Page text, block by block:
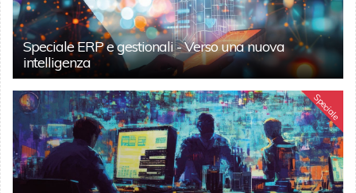
Speciale ERP e gestionali - Verso una nuova
intelligenza
Speciale